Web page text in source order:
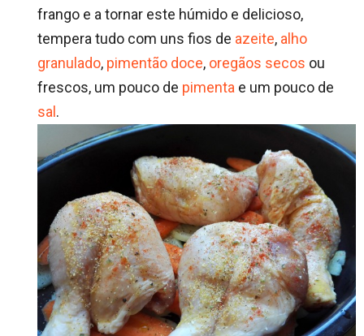
frango e a tornar este húmido e delicioso,
tempera tudo com uns fios de azeite, alho
granulado, pimentão doce, oregãos secos ou
frescos, um pouco de pimenta e um pouco de
sal .